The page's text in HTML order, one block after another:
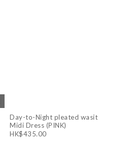
Day-to-Night pleated wasit
Midi Dress (PINK)
HK$435.00